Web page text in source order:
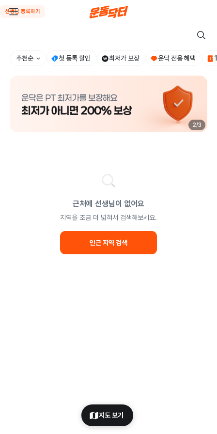
선생님 등록하기
추천순 첫 등록 할인 최저가 보장 운닥 전용 혜택
지도 보기
2/3
근처에 선생님이 없어요
지역을 조금 더 넓혀서 검색해보세요.
인근 지역 검색